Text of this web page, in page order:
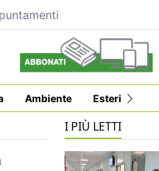
Ambiente Esteri
I PIÙ LETTI